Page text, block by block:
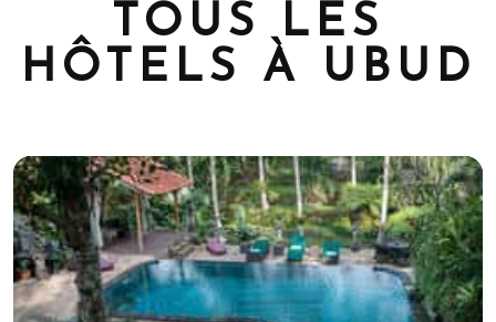
TOUS LES
HÔTELS À UBUD